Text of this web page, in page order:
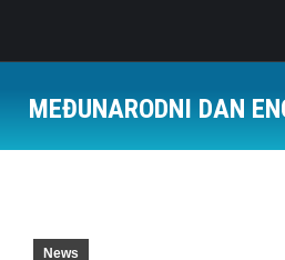
MEĐUNARODNI DAN
News